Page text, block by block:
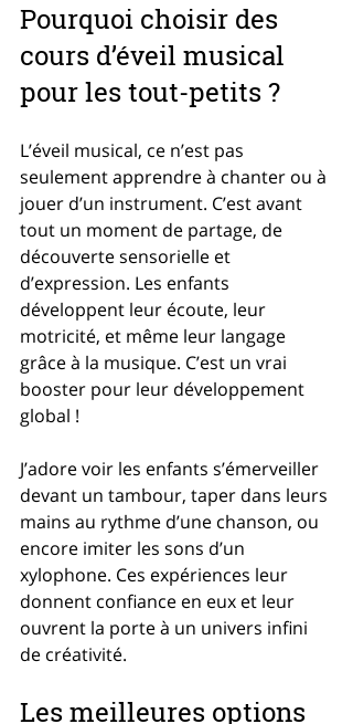
Pourquoi choisir des
cours d’éveil musical
pour les tout-petits ?
L’éveil musical, ce n’est pas
seulement apprendre à chanter ou à
jouer d’un instrument. C’est avant
tout un moment de partage, de
découverte sensorielle et
d’expression. Les enfants
développent leur écoute, leur
motricité, et même leur langage
grâce à la musique. C’est un vrai
booster pour leur développement
global !
J’adore voir les enfants s’émerveiller
devant un tambour, taper dans leurs
mains au rythme d’une chanson, ou
encore imiter les sons d’un
xylophone. Ces expériences leur
donnent confiance en eux et leur
ouvrent la porte à un univers infini
de créativité.
Les meilleures options